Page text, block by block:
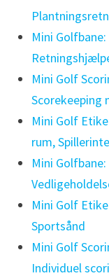
Mini
Mini Golf
Scorekeeping
Mini Golf
rum,
Mini
Mini Golf
Sportsånd
Mini Golf
Individuel